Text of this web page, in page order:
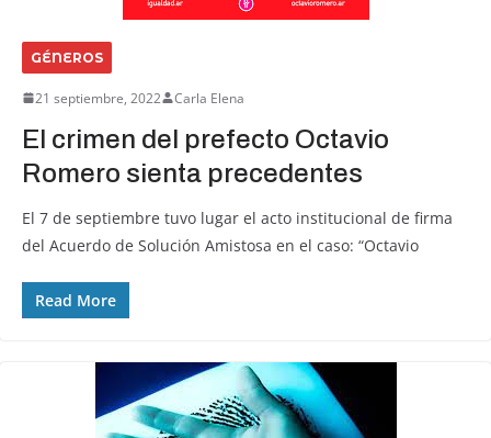
GÉNEROS
21 septiembre, 2022 Carla Elena
El crimen del prefecto Octavio
Romero sienta precedentes
El 7 de septiembre tuvo lugar el acto institucional de firma
del Acuerdo de Solución Amistosa en el caso: “Octavio
Read More